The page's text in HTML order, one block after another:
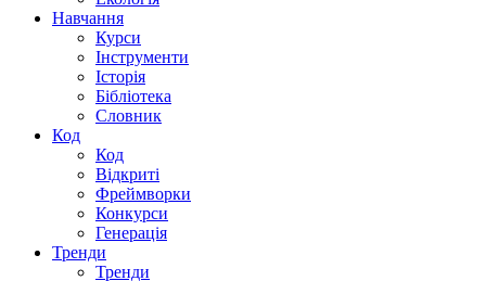
Навчання
Курси
Інструменти
Історія
Бібліотека
Словник
Код
Код
Відкриті
Фреймворки
Конкурси
Генерація
Тренди
Тренди